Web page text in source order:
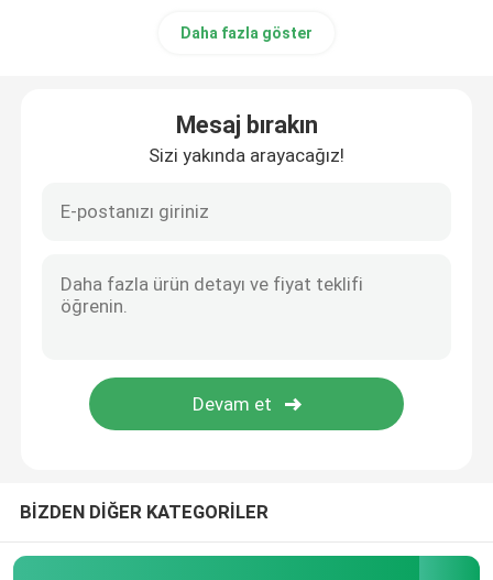
Daha fazla göster
Mesaj bırakın
Sizi yakında arayacağız!
BİZDEN DİĞER KATEGORİLER